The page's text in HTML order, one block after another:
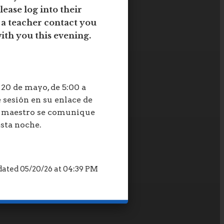
log into their
teacher contact you
you this evening.
de mayo, de 5:00 a
en su enlace de
se comunique
noche.
05/20/26 at 04:39 PM